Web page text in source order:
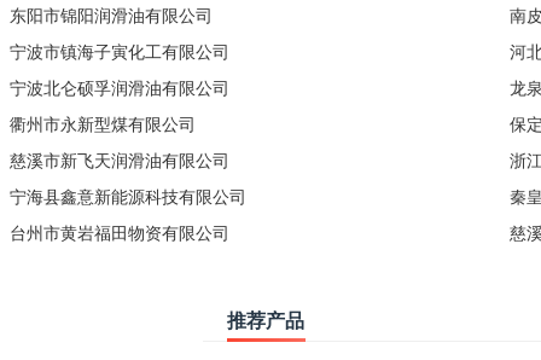
东阳市锦阳润滑油有限公司
宁波市镇海子寅化工有限公司
宁波北仑硕孚润滑油有限公司
衢州市永新型煤有限公司
慈溪市新飞天润滑油有限公司
宁海县鑫意新能源科技有限公司
台州市黄岩福田物资有限公司
南
河
龙
保
浙
秦
慈
推荐产品